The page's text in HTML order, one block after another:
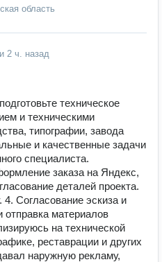
область
2 ч. назад
техническое
и техническими
типографии, завода
и качественные задачи
специалиста.
заказа на Яндекс,
деталей проекта.
Согласование эскиза и
отправка материалов
на технической
реставрации и других
наружную рекламу,